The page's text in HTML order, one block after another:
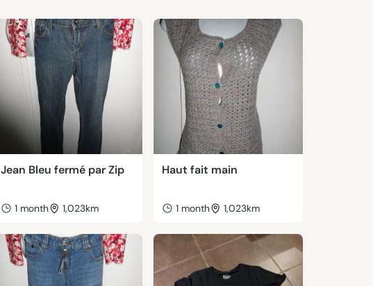
Jean Bleu fermé par Zip
1 month 1,023km
Haut fait main
1 month 1,023km